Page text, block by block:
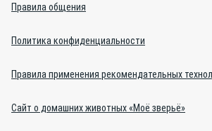
Правила общения
Политика конфиденциальности
Правила применения рекомендательных
Сайт о домашних животных «Моё зверьё»